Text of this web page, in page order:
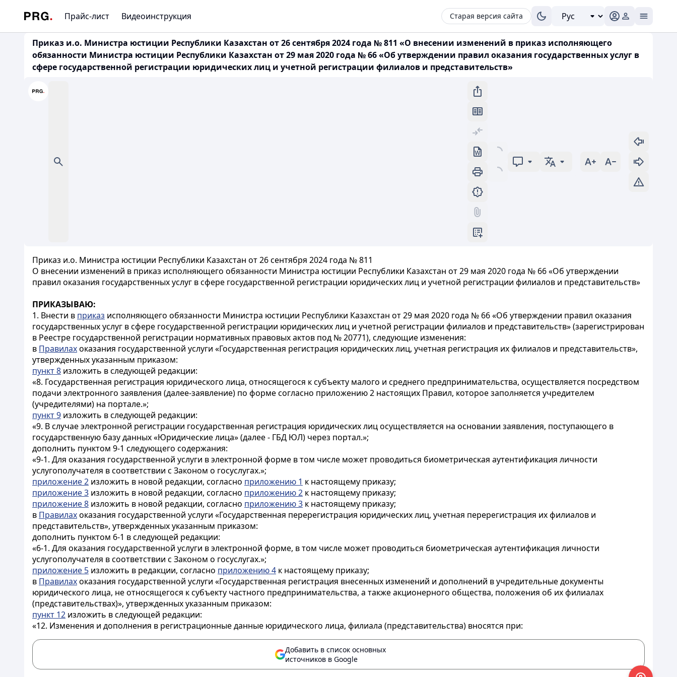
Прайс-лист Видеоинструкция Старая версия сайта
Приказ и.о. Министра юстиции Республики Казахстан от 26 сентября 2024 года № 811 «О внесении изменений в приказ исполняющего
обязанности Министра юстиции Республики Казахстан от 29 мая 2020 года № 66 «Об утверждении правил оказания государственных услуг в
сфере государственной регистрации юридических лиц и учетной регистрации филиалов и представительств»
Приказ и.о. Министра юстиции Республики Казахстан от 26 сентября 2024 года № 811
О внесении изменений в приказ исполняющего обязанности Министра юстиции Республики Казахстан от 29 мая 2020 года № 66 «Об утверждении
правил оказания государственных услуг в сфере государственной регистрации юридических лиц и учетной регистрации филиалов и представительств»
ПРИКАЗЫВАЮ:
1. Внести в приказ исполняющего обязанности Министра юстиции Республики Казахстан от 29 мая 2020 года № 66 «Об утверждении правил оказания
государственных услуг в сфере государственной регистрации юридических лиц и учетной регистрации филиалов и представительств» (зарегистрирован
в Реестре государственной регистрации нормативных правовых актов под № 20771), следующие изменения:
в Правилахоказания государственной услуги «Государственная регистрация юридических лиц, учетная регистрация их филиалов и представительств»,
утвержденных указанным приказом:
пункт 8 изложить в следующей редакции:
«8. Государственная регистрация юридического лица, относящегося к субъекту малого и среднего предпринимательства, осуществляется посредством
подачи электронного заявления (далее-заявление) по форме согласно приложению 2 настоящих Правил, которое заполняется учредителем
(учредителями) на портале.»;
пункт 9 изложить в следующей редакции:
«9. В случае электронной регистрации государственная регистрация юридических лиц осуществляется на основании заявления, поступающего в
государственную базу данных «Юридические лица» (далее - ГБД ЮЛ) через портал.»;
дополнить пунктом 9-1 следующего содержания:
«9-1. Для оказания государственной услуги в электронной форме в том числе может проводиться биометрическая аутентификация личности
услугополучателя в соответствии с Законом о госуслугах.»;
приложение 2 изложить в новой редакции, согласно приложению 1 к настоящему приказу;
приложение 3 изложить в новой редакции, согласно приложению 2 к настоящему приказу;
приложение 8 изложить в новой редакции, согласно приложению 3 к настоящему приказу;
в Правилахоказания государственной услуги «Государственная перерегистрация юридических лиц, учетная перерегистрация их филиалов и
представительств», утвержденных указанным приказом:
дополнить пунктом 6-1 в следующей редакции:
«6-1. Для оказания государственной услуги в электронной форме, в том числе может проводиться биометрическая аутентификация личности
услугополучателя в соответствии с Законом о госуслугах.»;
приложение 5 изложить в редакции, согласно приложению 4 к настоящему приказу;
в Правилахоказания государственной услуги «Государственная регистрация внесенных изменений и дополнений в учредительные документы
юридического лица, не относящегося к субъекту частного предпринимательства, а также акционерного общества, положения об их филиалах
(представительствах)», утвержденных указанным приказом:
пункт 12 изложить в следующей редакции:
«12. Изменения и дополнения в регистрационные данные юридического лица, филиала (представительства) вносятся при:
Добавить в список основных
источников в Google